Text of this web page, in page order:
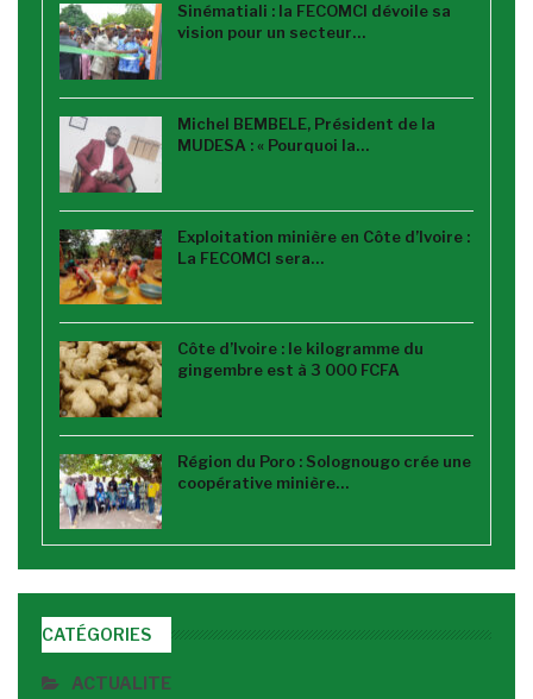
Sinématiali : la FECOMCI dévoile sa
vision pour un secteur…
Michel BEMBELE, Président de la
MUDESA : « Pourquoi la…
Exploitation minière en Côte d’Ivoire :
La FECOMCI sera…
Côte d’Ivoire : le kilogramme du
gingembre est à 3 000 FCFA
Région du Poro : Solognougo crée une
coopérative minière…
CATÉGORIES
ACTUALITE